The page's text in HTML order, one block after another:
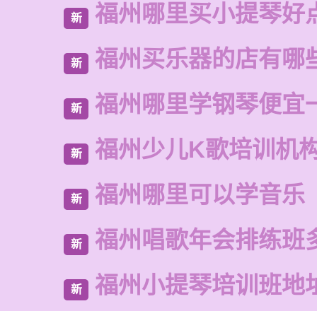
新 福州哪里买小提琴好
新 福州买乐器的店有哪
新 福州哪里学钢琴便宜
新 福州少儿K歌培训机
新 福州哪里可以学音乐
新 福州唱歌年会排练班
新 福州小提琴培训班地